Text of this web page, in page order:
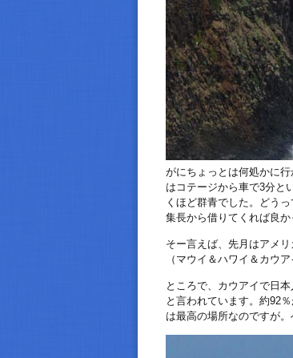
がにちょっとは何処かに
はコテージから車で3分と
くほど群青でした。どう
集長から借りてくれば良か
そー言えば、先月はアメ
（マウイ＆ハワイ＆カウア
ところで、カウアイで日
と言われています。約92
は最高の場所なのですが